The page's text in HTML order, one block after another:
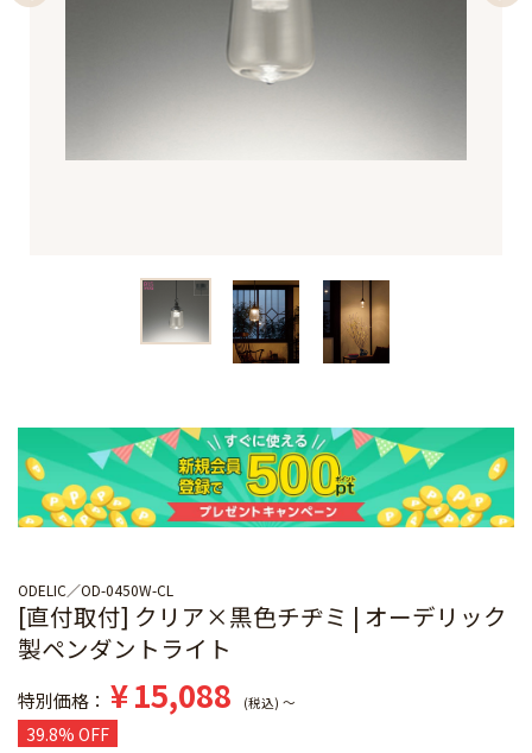
ODELIC OD-0450W-CL
[直付取付] クリア×黒色チヂミ | オーデリック
製ペンダントライト
特別価格 ¥15,088 税込 〜
39.8% OFF